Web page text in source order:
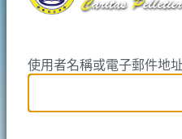
使用者名稱或電子郵件地